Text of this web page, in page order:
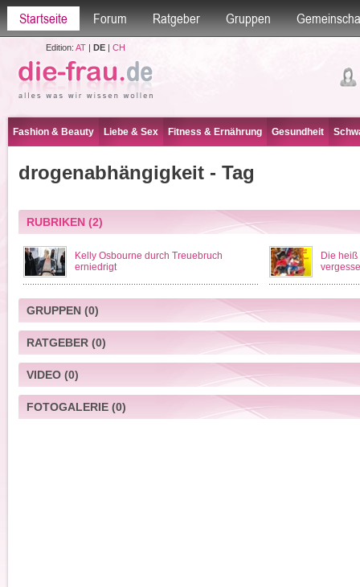
Startseite Forum Ratgeber Gruppen
Edition: AT| DE| CH
Fashion & Beauty Liebe & Sex Fitness & Ernährung Gesundheit
drogenabhängigkeit - Tag
RUBRIKEN(2)
Kelly Osbourne durch Treuebruch
erniedrigt
Die
GRUPPEN(0)
RATGEBER(0)
VIDEO(0)
FOTOGALERIE(0)